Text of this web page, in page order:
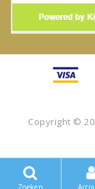
Copyright ©
Zoeken